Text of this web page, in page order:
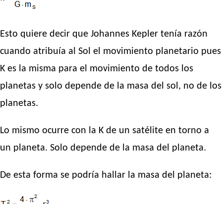
Esto quiere decir que Johannes Kepler tenía razón
cuando atribuía al Sol el movimiento planetario pues
K es la misma para el movimiento de todos los
planetas y solo depende de la masa del sol, no de los
planetas.
Lo mismo ocurre con la K de un satélite en torno a
un planeta. Solo depende de la masa del planeta.
De esta forma se podría hallar la masa del planeta: